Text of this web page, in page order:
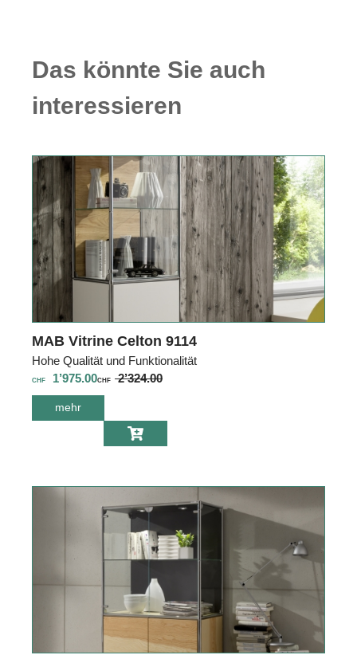
Das könnte Sie auch
interessieren
MAB Vitrine Celton 9114
Hohe Qualität und Funktionalität
CHF 1’975.00CHF 2’324.00
mehr
Celton 9114